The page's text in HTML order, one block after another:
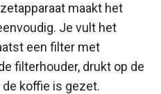
maakt het
Je vult het
een filter met
filterhouder, drukt op de
koffie is gezet.